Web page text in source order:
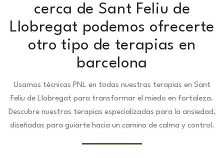
cerca de Sant Feliu de
Llobregat podemos ofrecerte
otro tipo de terapias en
barcelona
Usamos técnicas PNL en todas nuestras terapias en Sant
Feliu de Llobregat para transformar el miedo en fortaleza.
Descubre nuestras terapias especializadas para la ansiedad,
diseñadas para guiarte hacia un camino de calma y control.